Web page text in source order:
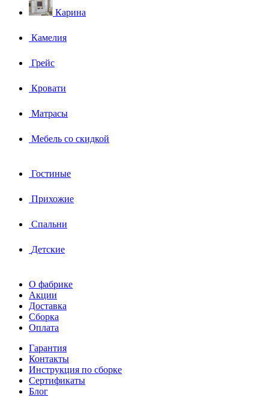
Карина
Камелия
Грейс
Кровати
Матрасы
Мебель со скидкой
Гостиные
Прихожие
Спальни
Детские
О фабрике
Акции
Доставка
Сборка
Оплата
Гарантия
Контакты
Инструкция по сборке
Сертификаты
Блог